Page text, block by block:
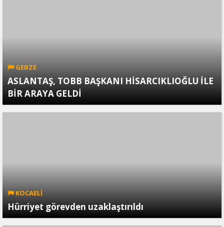
GEBZE
ASLANTAŞ, TOBB BAŞKANI HİSARCIKLIOĞLU İLE
BİR ARAYA GELDİ
KOCAELİ
Hürriyet görevden uzaklaştırıldı